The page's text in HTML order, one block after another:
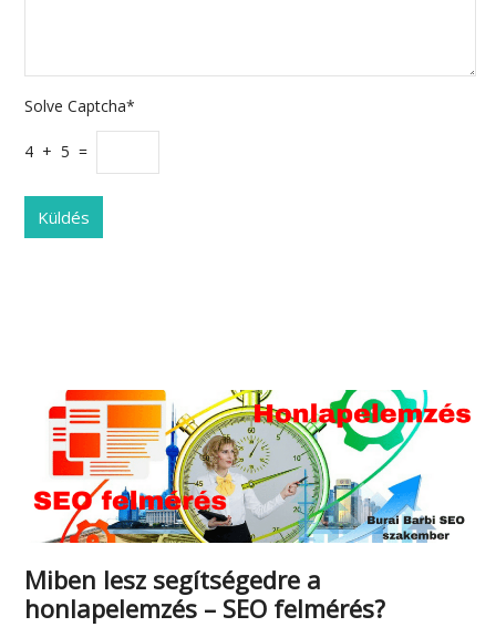
Solve Captcha*
4 + 5 =
Miben lesz segítségedre a
honlapelemzés – SEO felmérés?